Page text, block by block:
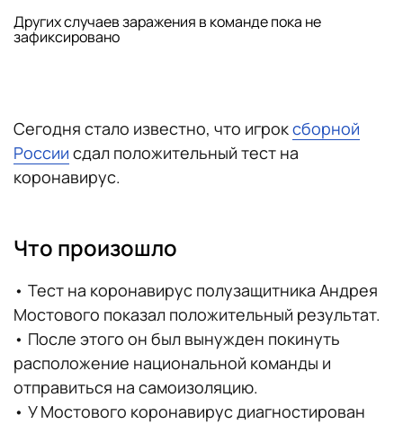
Других случаев заражения в команде пока не
зафиксировано
Сегодня стало известно, что игроксборной
России сдал положительный тест на
коронавирус.
Что произошло
• Тест на коронавирус полузащитника Андрея
Мостового показал положительный результат.
• После этого он был вынужден покинуть
расположение национальной команды и
отправиться на самоизоляцию.
• У Мостового коронавирус диагностирован